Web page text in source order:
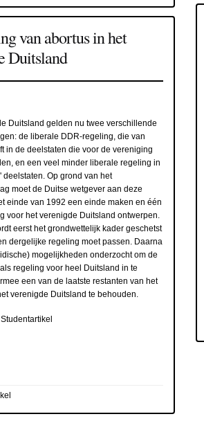
van abortus in het
Duitsland
Duitsland gelden nu twee verschillende
de liberale DDR-regeling, die van
in de deelstaten die voor de vereniging
en een veel minder liberale regeling in
deelstaten. Op grond van het
moet de Duitse wetgever aan deze
einde van 1992 een einde maken en één
voor het verenigde Duitsland ontwerpen.
eerst het grondwettelijk kader geschetst
dergelijke regeling moet passen. Daarna
mogelijkheden onderzocht om de
regeling voor heel Duitsland in te
een van de laatste restanten van het
verenigde Duitsland te behouden.